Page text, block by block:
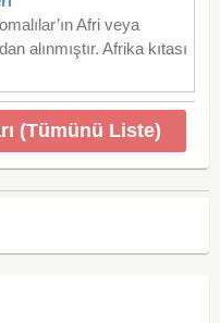
Afri veya
alınmıştır. Afrika kıtası
(Tümünü Liste)